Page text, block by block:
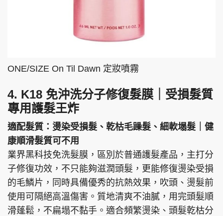
ONE/SIZE On Til Dawn 定妝噴霧
4. K18 免沖洗分子修復髮膜｜受損髮質
專用護髮王炸
適配髮質：燙染受損髮、乾枯毛躁髮、細軟塌髮｜健
康順滑髮質可不用
業界黑科技免洗髮膜，區別於普通護髮產品，主打分
子修復功效，不只能夠滋潤頭髮，更能修復燙染受損
的毛鱗片，同時具備優秀的抗熱效果，吹頭、燙髮前
使用可隔絕高溫傷害。質地清爽不油膩，用完頭髮順
滑蓬鬆，不扁塌不黏手。適合頻繁燙染、頭髮乾枯分